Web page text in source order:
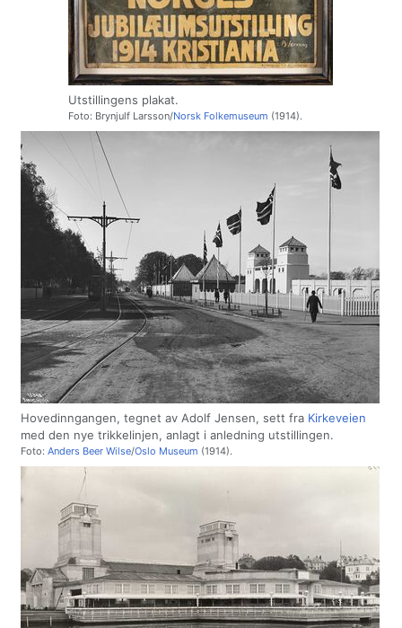
Utstillingens plakat.
Foto: Brynjulf Larsson/Norsk Folkemuseum (1914).
Hovedinngangen, tegnet av Adolf Jensen, sett fra Kirkeveien
med den nye trikkelinjen, anlagt i anledning utstillingen.
Foto: Anders Beer Wilse/Oslo Museum (1914).